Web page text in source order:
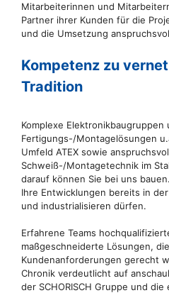
Mitarbeiterinnen und
Partner ihrer Kunden für die
und die Umsetzung
Kompetenz zu
Tradition
Komplexe
Fertigungs-/Montagelösungen
Umfeld ATEX sowie
Schweiß-/Montagetechnik im
darauf können Sie bei uns
Ihre Entwicklungen bereits in
und industrialisieren dürfen.
Erfahrene Teams
maßgeschneiderte Lösungen,
Kundenanforderungen gerecht
Chronik verdeutlicht auf
der SCHORISCH Gruppe und